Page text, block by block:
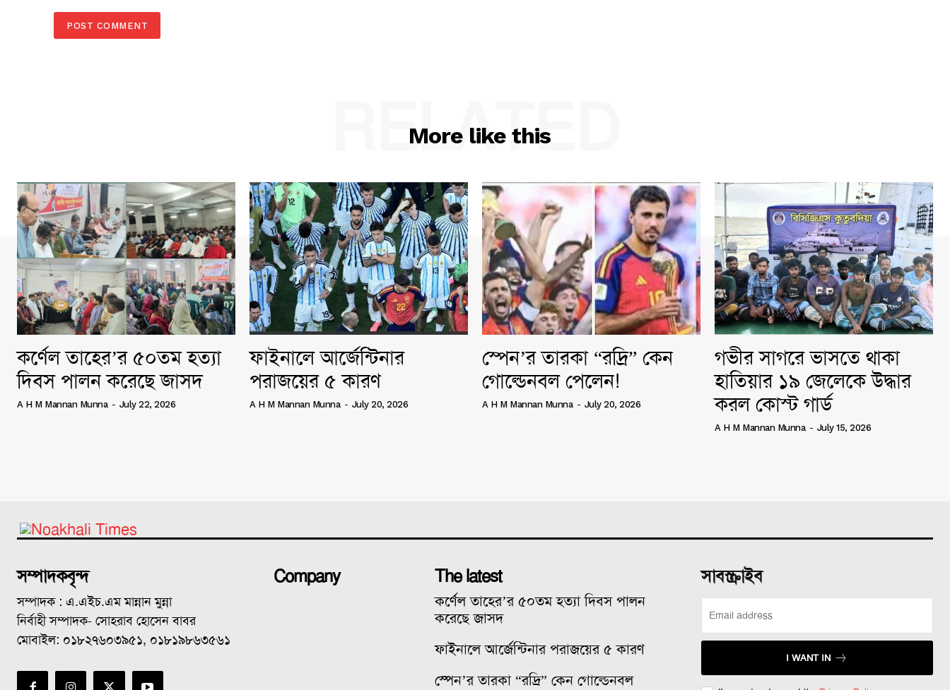
More like this
RELATED
কর্ণেল তাহের’র ৫০তম হত্যা
দিবস পালন করেছে জাসদ
A H M Mannan Munna - July 22, 2026
ফাইনালে আর্জেন্টিনার
পরাজয়ের ৫ কারণ
A H M Mannan Munna - July 20, 2026
স্পেন’র তারকা “রদ্রি” কেন
গোল্ডেনবল পেলেন!
A H M Mannan Munna - July 20, 2026
গভীর সাগরে ভাসতে থাকা
হাতিয়ার ১৯ জেলেকে উদ্ধার
করল কোস্ট গার্ড
A H M Mannan Munna - July 15, 2026
সম্পাদকবৃন্দ
সম্পাদক : এ.এইচ.এম মান্নান মুন্না
নির্বাহী সম্পাদক- সোহরাব হোসেন বাবর
মোবাইল: ০১৮২৭৬০৩৯৫১, ০১৮১৯৮৬৩৫৬১
Company The latest
কর্ণেল তাহের’র ৫০তম হত্যা দিবস পালন
করেছে জাসদ
ফাইনালে আর্জেন্টিনার পরাজয়ের ৫ কারণ
স্পেন’র তারকা “রদ্রি” কেন গোল্ডেনবল
সাবস্ক্রাইব
I WANT IN